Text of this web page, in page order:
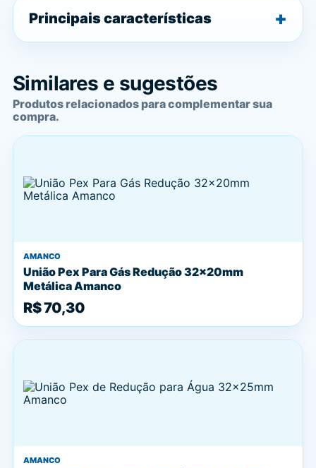
Principais características
Similares e sugestões
Produtos relacionados para complementar sua
compra.
AMANCO
União Pex Para Gás Redução 32x20mm
Metálica Amanco
R$ 70,30
AMANCO